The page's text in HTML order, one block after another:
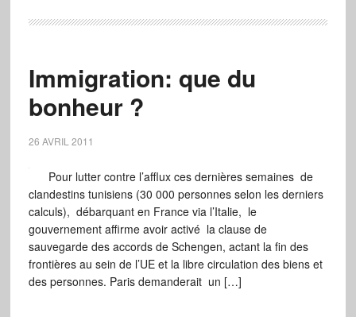
Immigration: que du
bonheur ?
26 AVRIL 2011
Pour lutter contre l’afflux ces dernières semaines de
clandestins tunisiens (30 000 personnes selon les derniers
calculs), débarquant en France via l’Italie, le
gouvernement affirme avoir activé la clause de
sauvegarde des accords de Schengen, actant la fin des
frontières au sein de l’UE et la libre circulation des biens et
des personnes. Paris demanderait un […]